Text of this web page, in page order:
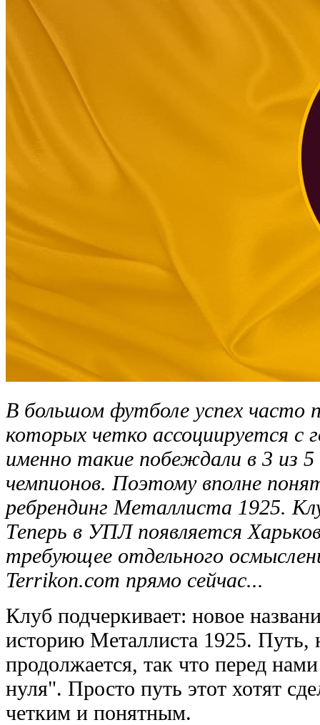
В большом футболе успех часто
которых четко ассоциируется с
именно такие побеждали в 3 из
чемпионов. Поэтому вполне
ребрендинг Металлиста 1925.
Теперь в УПЛ появляется
требующее отдельного
Terrikon.com прямо сейчас...
Клуб подчеркивает: новое
историю Металлиста 1925. Путь,
продолжается, так что перед
нуля". Просто путь этот хотят
четким и понятным.